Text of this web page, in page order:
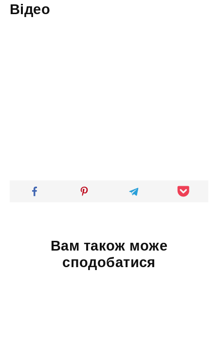
Відео
Вам також може
сподобатися